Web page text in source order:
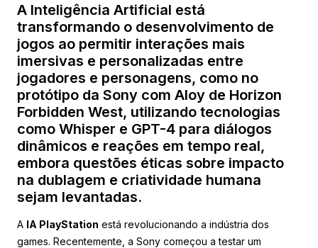
A Inteligência Artificial está
transformando o desenvolvimento de
jogos ao permitir interações mais
imersivas e personalizadas entre
jogadores e personagens, como no
protótipo da Sony com Aloy de Horizon
Forbidden West, utilizando tecnologias
como Whisper e GPT-4 para diálogos
dinâmicos e reações em tempo real,
embora questões éticas sobre impacto
na dublagem e criatividade humana
sejam levantadas.
A IA PlayStation está revolucionando a indústria dos
games. Recentemente, a Sony começou a testar um